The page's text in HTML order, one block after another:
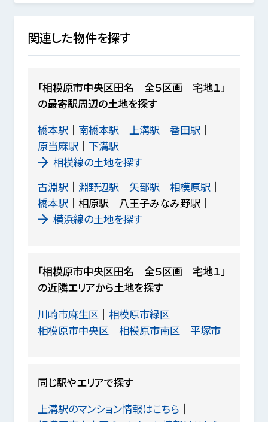
関連した物件を探す
「相模原市中央区田名 全５区画 宅地１」
の最寄駅周辺の土地を探す
橋本駅
南橋本駅 上溝駅
番田駅
原当麻駅
下溝駅
相模線の土地を探す
古淵駅
淵野辺駅 矢部駅
相模原駅
橋本駅
相原駅
八王子みなみ野駅
横浜線の土地を探す
「相模原市中央区田名 全５区画 宅地１」
の近隣エリアから土地を探す
川崎市麻生区
相模原市緑区
相模原市中央区
相模原市南区 平塚市
同じ駅やエリアで探す
上溝駅のマンション情報はこちら